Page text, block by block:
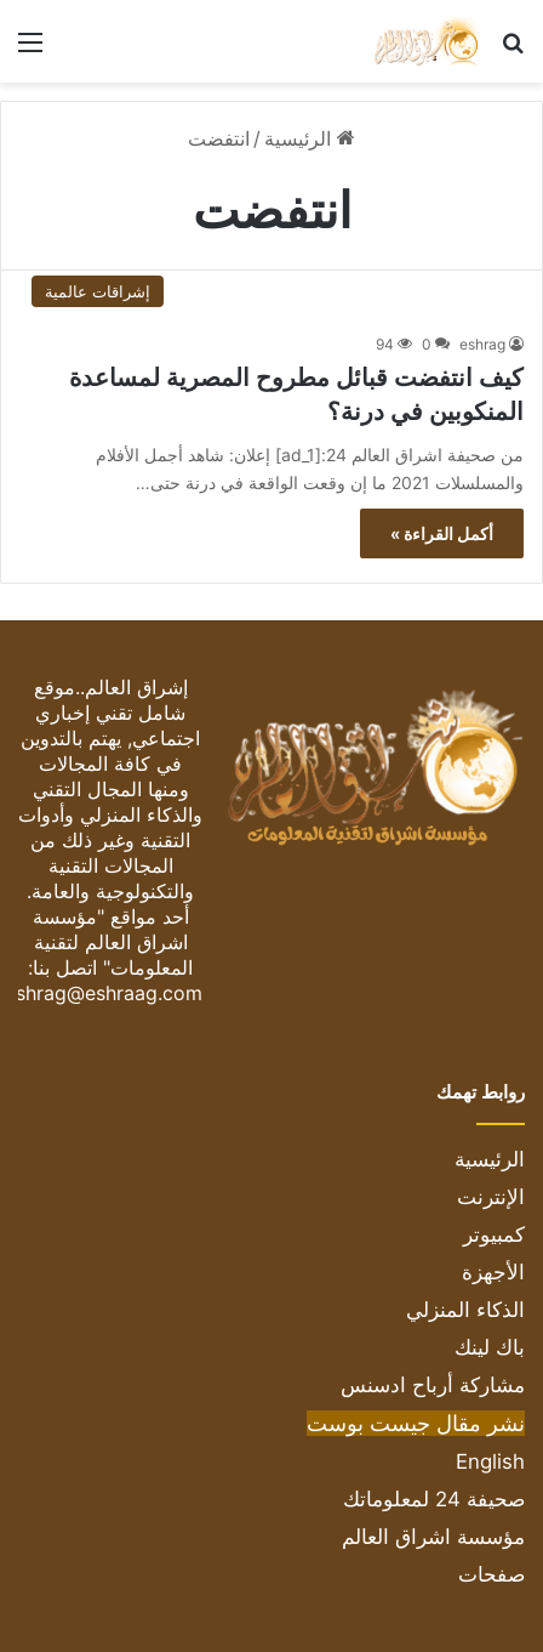
بحث عن
الرئيسية / انتفضت
انتفضت
إشراقات عالمية
eshrag
0
94
كيف انتفضت قبائل مطروح المصرية لمساعدة
المنكوبين في درنة؟
من صحيفة اشراق العالم 24:[ad_1] إعلان: شاهد أجمل الأفلام
والمسلسلات 2021 ما إن وقعت الواقعة في درنة حتى…
أكمل القراءة »
إشراق العالم..موقع
شامل تقني إخباري
اجتماعي, يهتم بالتدوين
في كافة المجالات
ومنها المجال التقني
والذكاء المنزلي وأدوات
التقنية وغير ذلك من
المجالات التقنية
والتكنولوجية والعامة.
أحد مواقع "مؤسسة
اشراق العالم لتقنية
المعلومات" اتصل بنا:
eshrag@eshraag.com
روابط تهمك
الرئيسية
الإنترنت
كمبيوتر
الأجهزة
الذكاء المنزلي
باك لينك
مشاركة أرباح ادسنس
نشر مقال جيست بوست
English
صحيفة 24 لمعلوماتك
مؤسسة اشراق العالم
صفحات